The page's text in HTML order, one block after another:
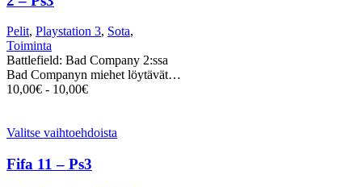
Pelit, Playstation 3, Sota,
Toiminta
Battlefield: Bad Company 2:ssa
Bad Companyn miehet löytävät…
10,00€ - 10,00€
Valitse vaihtoehdoista
Fifa 11 – Ps3